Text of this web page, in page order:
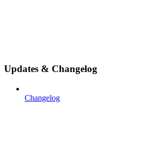
Updates & Changelog
Changelog